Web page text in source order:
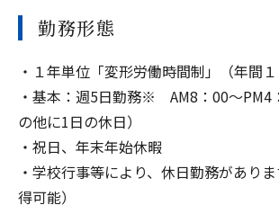
勤務形態
・１年単位「変形労働時間制」（年間１
・基本：週5日勤務※ AM8：00～PM4
の他に1日の休日）
・祝日、年末年始休暇
・学校行事等により、休日勤務があり
得可能）